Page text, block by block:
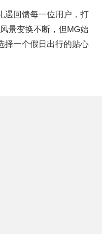
遇回馈每一位用户，打
景变换不断，但MG始
择一个假日出行的贴心